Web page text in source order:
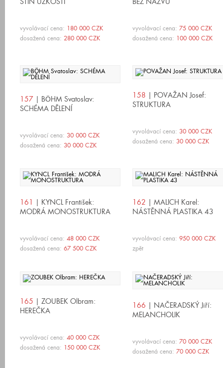
vyvolávací cena: 180 000 CZK
dosažená cena: 280 000 CZK
vyvolávací cena: 75 000 CZK
dosažená cena: 100 000 CZK
157 | BÖHM Svatoslav:
SCHÉMA DĚLENÍ
vyvolávací cena: 30 000 CZK
dosažená cena: 30 000 CZK
158 | POVAŽAN Josef:
STRUKTURA
vyvolávací cena: 30 000 CZK
dosažená cena: 30 000 CZK
161 | KYNCL František:
MODRÁ MONOSTRUKTURA
vyvolávací cena: 48 000 CZK
dosažená cena: 67 500 CZK
162 | MALICH Karel:
NÁSTĚNNÁ PLASTIKA 43
vyvolávací cena: 950 000 CZK
zpět
165 | ZOUBEK Olbram:
HEREČKA
vyvolávací cena: 40 000 CZK
dosažená cena: 150 000 CZK
166 | NAČERADSKÝ Jiří:
MELANCHOLIK
vyvolávací cena: 70 000 CZK
dosažená cena: 70 000 CZK